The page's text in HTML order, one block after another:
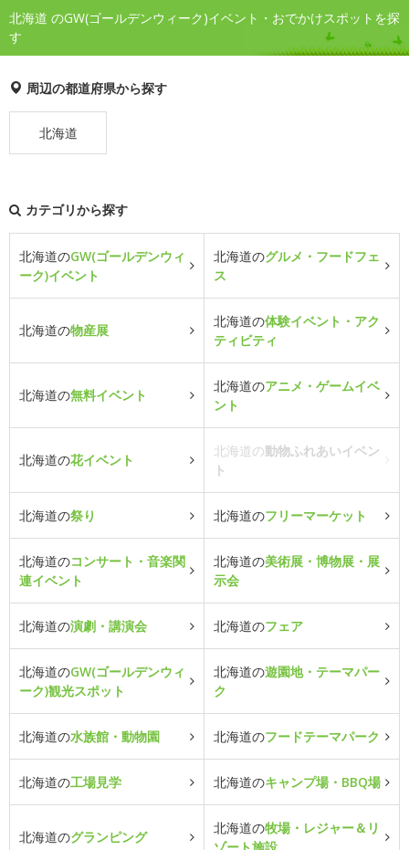
北海道 のGW(ゴールデンウィーク)イベント・おでかけスポットを探
す
周辺の都道府県から探す
北海道
カテゴリから探す
北海道のGW(ゴールデンウィ
ーク)イベント
北海道のグルメ・フードフェ
ス
北海道の物産展
北海道の体験イベント・アク
ティビティ
北海道の無料イベント
北海道のアニメ・ゲームイベ
ント
北海道の花イベント
北海道の動物ふれあいイベン
ト
北海道の祭り 北海道のフリーマーケット
北海道のコンサート・音楽関
連イベント
北海道の美術展・博物展・展
示会
北海道の演劇・講演会 北海道のフェア
北海道のGW(ゴールデンウィ
ーク)観光スポット
北海道の遊園地・テーマパー
ク
北海道の水族館・動物園 北海道のフードテーマパーク
北海道の工場見学 北海道のキャンプ場・BBQ場
北海道のグランピング
北海道の牧場・レジャー＆リ